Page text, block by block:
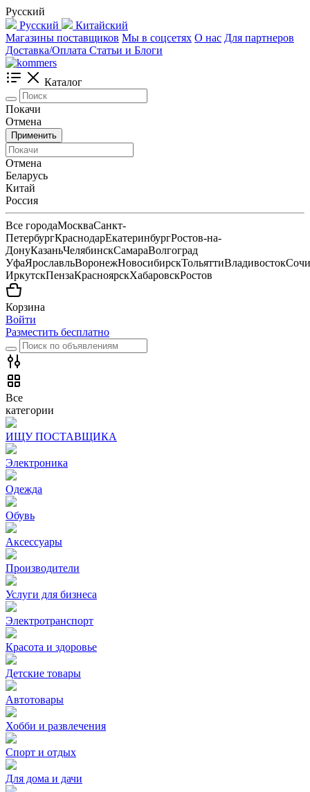
Русский
Русский
Китайский
Магазины поставщиков Мы в соцсетях О нас Для партнеров
Доставка/Оплата Статьи и Блоги
Каталог
Покачи
Отмена
Применить
Отмена
Беларусь
Китай
Россия
Все городаМоскваСанкт-
ПетербургКраснодарЕкатеринбургРостов-на-
ДонуКазаньЧелябинскСамараВолгоград
УфаЯрославльВоронежНовосибирскТольяттиВладивостокСочи
ИркутскПензаКрасноярскХабаровскРостов
Корзина
Войти
Разместить бесплатно
Все
категории
ИЩУ ПОСТАВЩИКА
Электроника
Одежда
Обувь
Аксессуары
Производители
Услуги для бизнеса
Электротранспорт
Красота и здоровье
Детские товары
Автотовары
Хобби и развлечения
Спорт и отдых
Для дома и дачи